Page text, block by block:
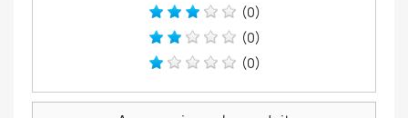
(0)
(0)
(0)